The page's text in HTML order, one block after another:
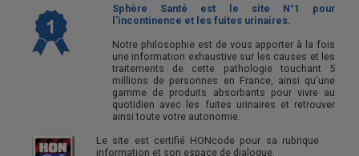
Sphère Santé est le site N°1 pour
l'incontinence et les fuites urinaires.
Notre philosophie est de vous apporter à la fois
une information exhaustive sur les causes et les
traitements de cette pathologie touchant 5
millions de personnes en France, ainsi qu'une
gamme de produits absorbants pour vivre au
quotidien avec les fuites urinaires et retrouver
ainsi toute votre autonomie.
Le site est certifié HONcode pour sa rubrique
information et son espace de dialogue.